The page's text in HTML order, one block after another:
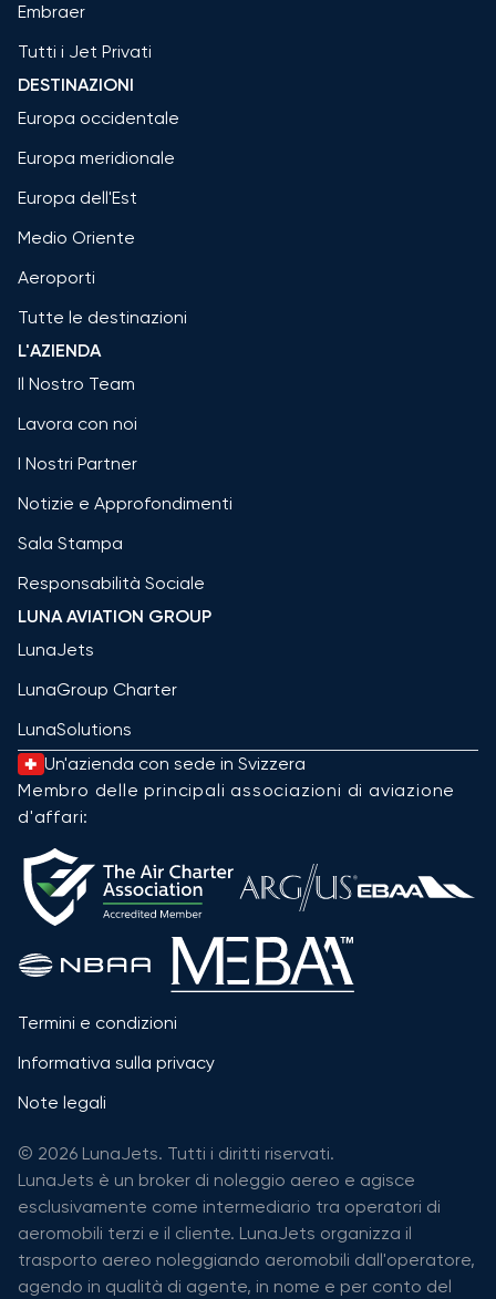
Embraer
Tutti i Jet Privati
DESTINAZIONI
Europa occidentale
Europa meridionale
Europa dell'Est
Medio Oriente
Aeroporti
Tutte le destinazioni
L'AZIENDA
Il Nostro Team
Lavora con noi
I Nostri Partner
Notizie e Approfondimenti
Sala Stampa
Responsabilità Sociale
LUNA AVIATION GROUP
LunaJets
LunaGroup Charter
LunaSolutions
Un'azienda con sede in Svizzera
Membro delle principali associazioni di aviazione
d'affari:
Termini e condizioni
Informativa sulla privacy
Note legali
© 2026 LunaJets. Tutti i diritti riservati.
LunaJets è un broker di noleggio aereo e agisce
esclusivamente come intermediario tra operatori di
aeromobili terzi e il cliente. LunaJets organizza il
trasporto aereo noleggiando aeromobili dall'operatore,
agendo in qualità di agente, in nome e per conto del